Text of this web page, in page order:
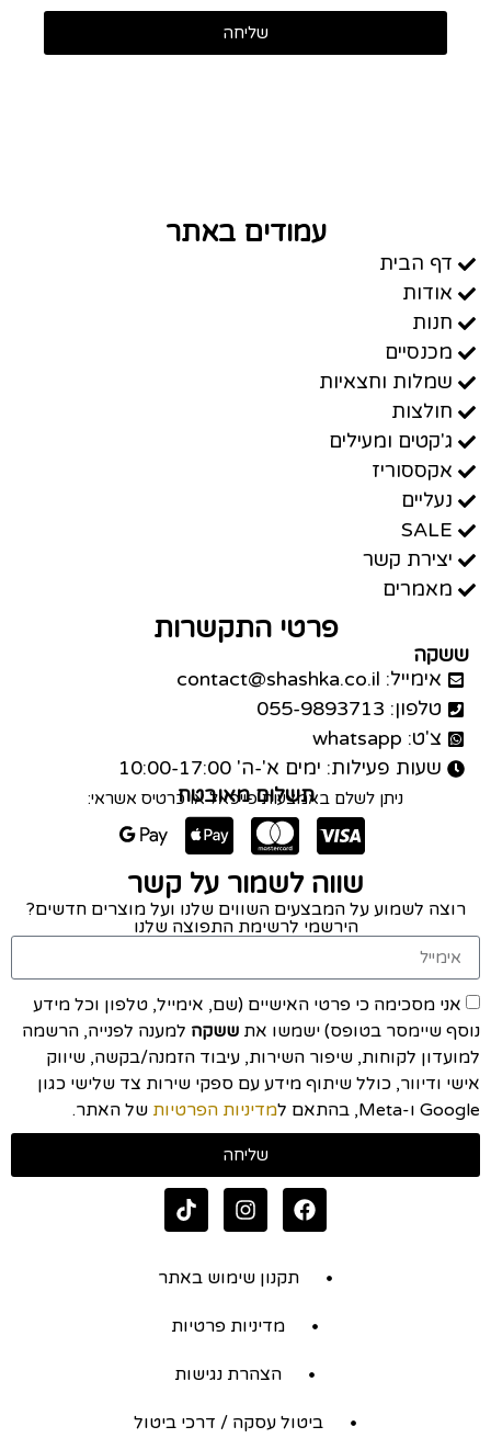
שליחה
עמודים באתר
דף הבית
אודות
חנות
מכנסיים
שמלות וחצאיות
חולצות
ג'קטים ומעילים
אקססוריז
נעליים
SALE
יצירת קשר
מאמרים
פרטי התקשרות
ששקה
אימייל: contact@shashka.co.il
טלפון: 055-9893713
צ'ט: whatsapp
שעות פעילות: ימים א'-ה' 10:00-17:00
תשלום מאובטח
ניתן לשלם באמצעות פייפאל או כרטיס אשראי:
שווה לשמור על קשר
רוצה לשמוע על המבצעים השווים שלנו ועל מוצרים חדשים?
הירשמי לרשימת התפוצה שלנו
אני מסכימה כי פרטי האישיים (שם, אימייל, טלפון וכל מידע
נוסף שיימסר בטופס) ישמשו את ששקה למענה לפנייה, הרשמה
למועדון לקוחות, שיפור השירות, עיבוד הזמנה/בקשה, שיווק
אישי ודיוור, כולל שיתוף מידע עם ספקי שירות צד שלישי כגון
Google ו-Meta, בהתאם ל
מדיניות הפרטיות של האתר.
שליחה
תקנון שימוש באתר
מדיניות פרטיות
הצהרת נגישות
ביטול עסקה / דרכי ביטול